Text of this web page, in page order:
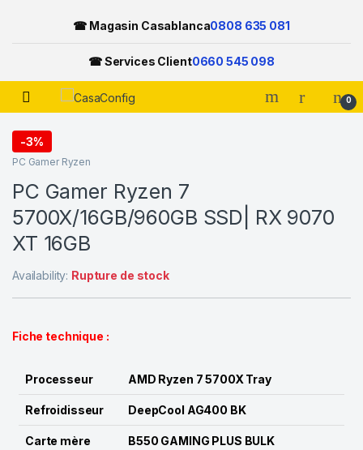
☎ Magasin Casablanca0808 635 081
☎ Services Client0660 545 098
Open 0
-3%
PC Gamer Ryzen
PC Gamer Ryzen 7
5700X/16GB/960GB SSD| RX 9070
XT 16GB
Availability: Rupture de stock
Fiche technique :
Processeur AMD Ryzen 7 5700X Tray
Refroidisseur DeepCool AG400 BK
Carte mère B550 GAMING PLUS BULK